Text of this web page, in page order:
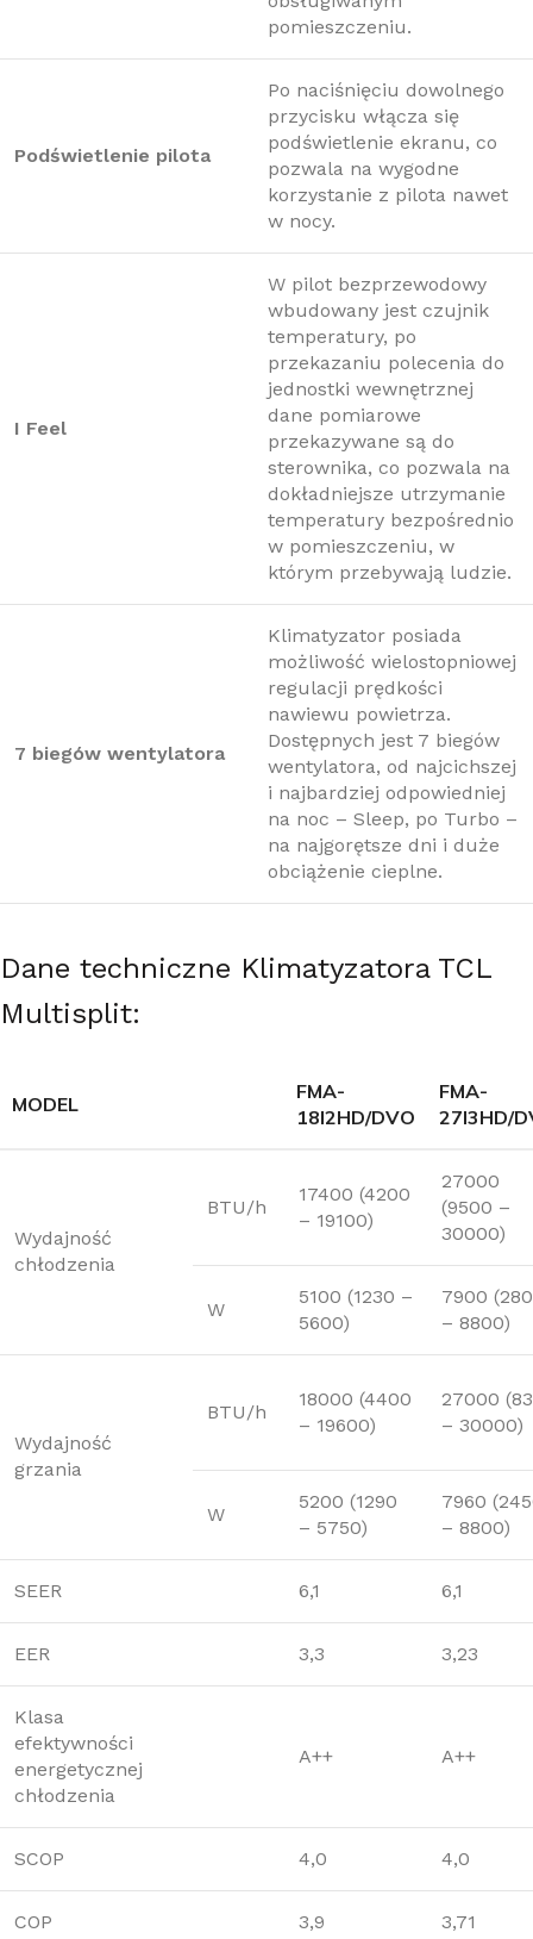
pomieszczeniu.
Podświetlenie pilota
Po naciśnięciu dowolnego
przycisku włącza się
podświetlenie ekranu, co
pozwala na wygodne
korzystanie z pilota nawet
w nocy.
I Feel
W pilot bezprzewodowy
wbudowany jest czujnik
temperatury, po
przekazaniu polecenia do
jednostki wewnętrznej
dane pomiarowe
przekazywane są do
sterownika, co pozwala na
dokładniejsze utrzymanie
temperatury bezpośrednio
w pomieszczeniu, w
którym przebywają ludzie.
7 biegów wentylatora
Klimatyzator posiada
możliwość wielostopniowej
regulacji prędkości
nawiewu powietrza.
Dostępnych jest 7 biegów
wentylatora, od najcichszej
i najbardziej odpowiedniej
na noc – Sleep, po Turbo –
na najgorętsze dni i duże
obciążenie cieplne.
Dane techniczne Klimatyzatora TCL
Multisplit:
MODEL
FMA-
18I2HD/DVO
FMA-
27I3HD/
Wydajność
chłodzenia
BTU/h
17400 (4200
– 19100)
27000
(9500 –
30000)
W
5100 (1230 –
5600)
7900
– 8800)
Wydajność
grzania
BTU/h
18000 (4400
– 19600)
27000
– 30000)
W
5200 (1290
– 5750)
7960
– 8800)
SEER 6,1 6,1
EER 3,3 3,23
Klasa
efektywności
energetycznej
chłodzenia
A++ A++
SCOP 4,0 4,0
COP 3,9 3,71